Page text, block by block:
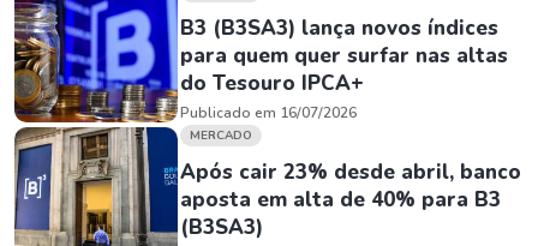
B3 (B3SA3) lança novos índices
para quem quer surfar nas altas
do Tesouro IPCA+
Publicado em 16/07/2026
MERCADO
Após cair 23% desde abril, banco
aposta em alta de 40% para B3
(B3SA3)